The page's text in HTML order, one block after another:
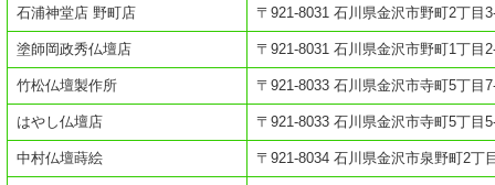
石浦神堂店 野町店 〒921-8031 石川県金沢市野町2丁目
塗師岡政秀仏壇店 〒921-8031 石川県金沢市野町1丁目
竹松仏壇製作所 〒921-8033 石川県金沢市寺町5丁目
はやし仏壇店 〒921-8033 石川県金沢市寺町5丁目
中村仏壇蒔絵 〒921-8034 石川県金沢市泉野町2丁